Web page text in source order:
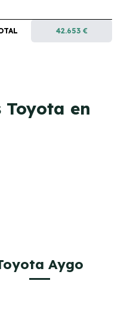
42.653 €
Toyota en
Aygo